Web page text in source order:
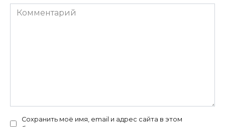
Комментарий
Сохранить моё имя, email и адрес сайта в этом